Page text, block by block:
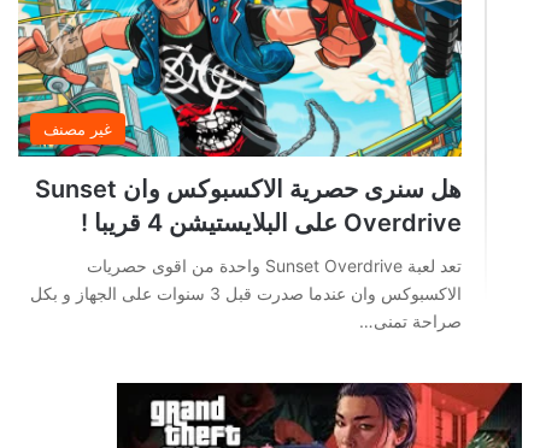
غير مصنف
هل سنرى حصرية الاكسبوكس وان Sunset
Overdrive على البلايستيشن 4 قريبا !
تعد لعبة Sunset Overdrive واحدة من اقوى حصريات
الاكسبوكس وان عندما صدرت قبل 3 سنوات على الجهاز و بكل
صراحة تمنى…